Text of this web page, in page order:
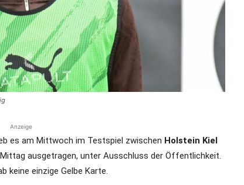
Anzeige
es am Mittwoch im Testspiel zwischen Holstein Kiel
ausgetragen, unter Ausschluss der Öffentlichkeit.
keine einzige Gelbe Karte.